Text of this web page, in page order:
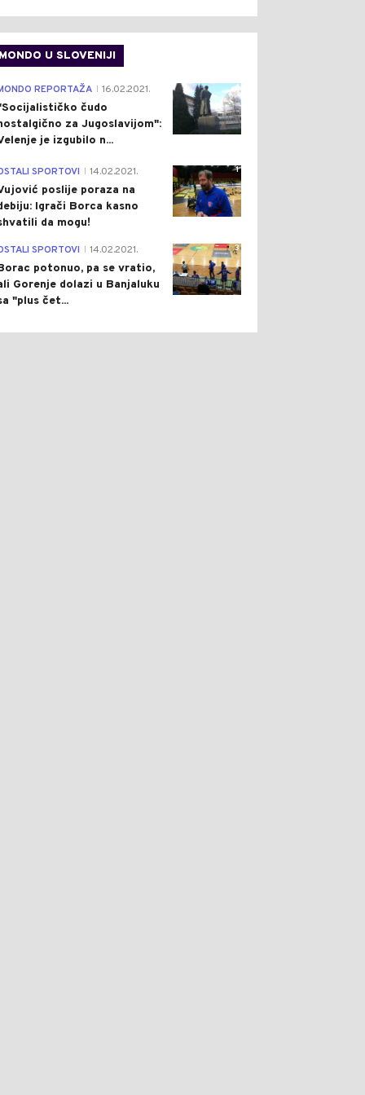
MONDO U SLOVENIJI
4
REPORTAŽA 16.02.2021.
čudo
za Jugoslavijom":
je izgubilo n...
1
SPORTOVI 14.02.2021.
poslije poraza na
Igrači Borca kasno
da mogu!
3
SPORTOVI 14.02.2021.
potonuo, pa se vratio,
Gorenje dolazi u Banjaluku
"plus čet...